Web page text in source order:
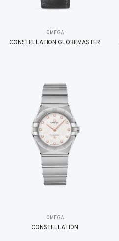
OMEGA
CONSTELLATION GLOBEMASTER
OMEGA
CONSTELLATION